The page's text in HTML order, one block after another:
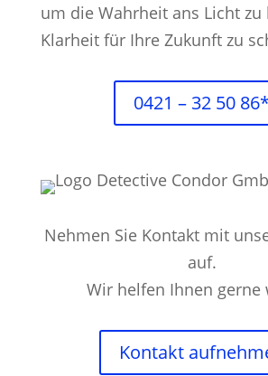
um die Wahrheit ans Licht
Klarheit für Ihre Zukunft zu
0421 – 32 50 86*
Nehmen Sie Kontakt mit
auf.
Wir helfen Ihnen gerne
Kontakt